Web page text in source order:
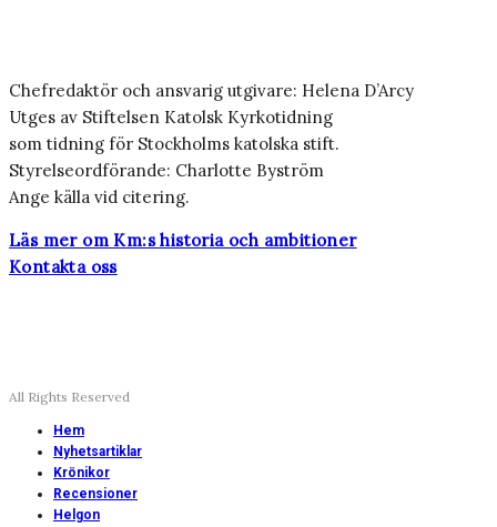
Chefredaktör och ansvarig utgivare: Helena D’Arcy
Utges av Stiftelsen Katolsk Kyrkotidning
som tidning för Stockholms katolska stift.
Styrelseordförande: Charlotte Byström
Ange källa vid citering.
Läs mer om Km:s historia och ambitioner
Kontakta oss
All Rights Reserved
Hem
Nyhetsartiklar
Krönikor
Recensioner
Helgon